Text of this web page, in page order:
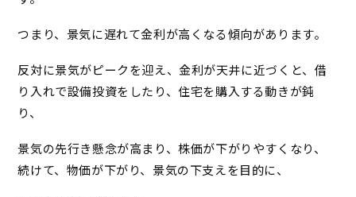
つまり、景気に遅れて金利が高くなる傾向があります。
反対に景気がピークを迎え、金利が天井に近づくと、借
り入れで設備投資をしたり、住宅を購入する動きが鈍
り、
景気の先行き懸念が高まり、株価が下がりやすくなり、
続けて、物価が下がり、景気の下支えを目的に、